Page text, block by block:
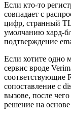
Если кто-то
совпадает с
цифр, странный
умолчанию хард-
подтверждение
Если хотите одно
сервис вроде
соответствующие
сопоставление с
вызове, после
решение на основе